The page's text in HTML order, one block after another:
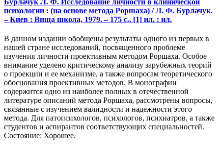
психологии : (на основе метода Роршаха) / Л. Ф. Бурлачук.
– Киев : Вища школа, 1979. – 175 с., [1] ил. : ил.
В данном издании обобщены результаты одного из первых в
нашей стране исследований, посвященного проблеме
изучения личности проективным методом Роршаха. Особое
внимание уделено критическому анализу зарубежных теорий
о проекции и ее механизме, а также вопросам теоретического
обоснования проективных методов. В монографии
содержится одно из наиболее полных в отечественной
литературе описаний метода Роршаха, рассмотрены вопросы,
связанные с изучением валидности и надежности этого
метода. Для патопсихологов, психологов, психиатров, а также
студентов и аспирантов соответствующих специальностей.
Состояние: Хорошее.